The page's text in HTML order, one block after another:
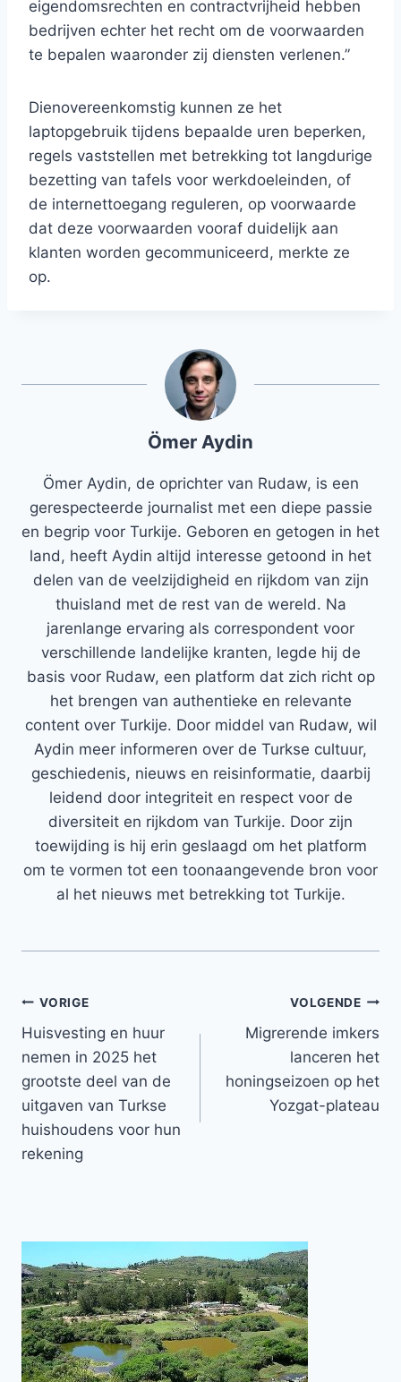
eigendomsrechten en contractvrijheid hebben
bedrijven echter het recht om de voorwaarden
te bepalen waaronder zij diensten verlenen.”
Dienovereenkomstig kunnen ze het
laptopgebruik tijdens bepaalde uren beperken,
regels vaststellen met betrekking tot langdurige
bezetting van tafels voor werkdoeleinden, of
de internettoegang reguleren, op voorwaarde
dat deze voorwaarden vooraf duidelijk aan
klanten worden gecommuniceerd, merkte ze
op.
Ömer Aydin
Ömer Aydin, de oprichter van Rudaw, is een
gerespecteerde journalist met een diepe passie
en begrip voor Turkije. Geboren en getogen in het
land, heeft Aydin altijd interesse getoond in het
delen van de veelzijdigheid en rijkdom van zijn
thuisland met de rest van de wereld. Na
jarenlange ervaring als correspondent voor
verschillende landelijke kranten, legde hij de
basis voor Rudaw, een platform dat zich richt op
het brengen van authentieke en relevante
content over Turkije. Door middel van Rudaw, wil
Aydin meer informeren over de Turkse cultuur,
geschiedenis, nieuws en reisinformatie, daarbij
leidend door integriteit en respect voor de
diversiteit en rijkdom van Turkije. Door zijn
toewijding is hij erin geslaagd om het platform
om te vormen tot een toonaangevende bron voor
al het nieuws met betrekking tot Turkije.
Bericht
navigatie
VORIGE
Huisvesting en huur
nemen in 2025 het
grootste deel van de
uitgaven van Turkse
huishoudens voor hun
rekening
VOLGENDE
Migrerende imkers
lanceren het
honingseizoen op het
Yozgat-plateau